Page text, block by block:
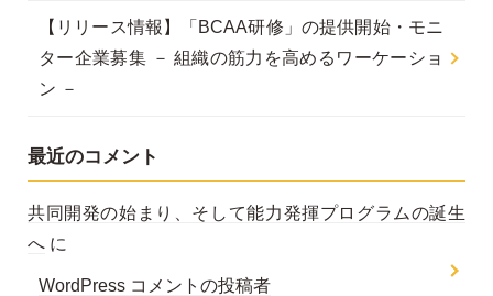
【リリース情報】「BCAA研修」の提供開始・モニ
ター企業募集 － 組織の筋力を高めるワーケーショ
ン －
最近のコメント
共同開発の始まり、そして能力発揮プログラムの誕生
へ に
WordPress コメントの投稿者